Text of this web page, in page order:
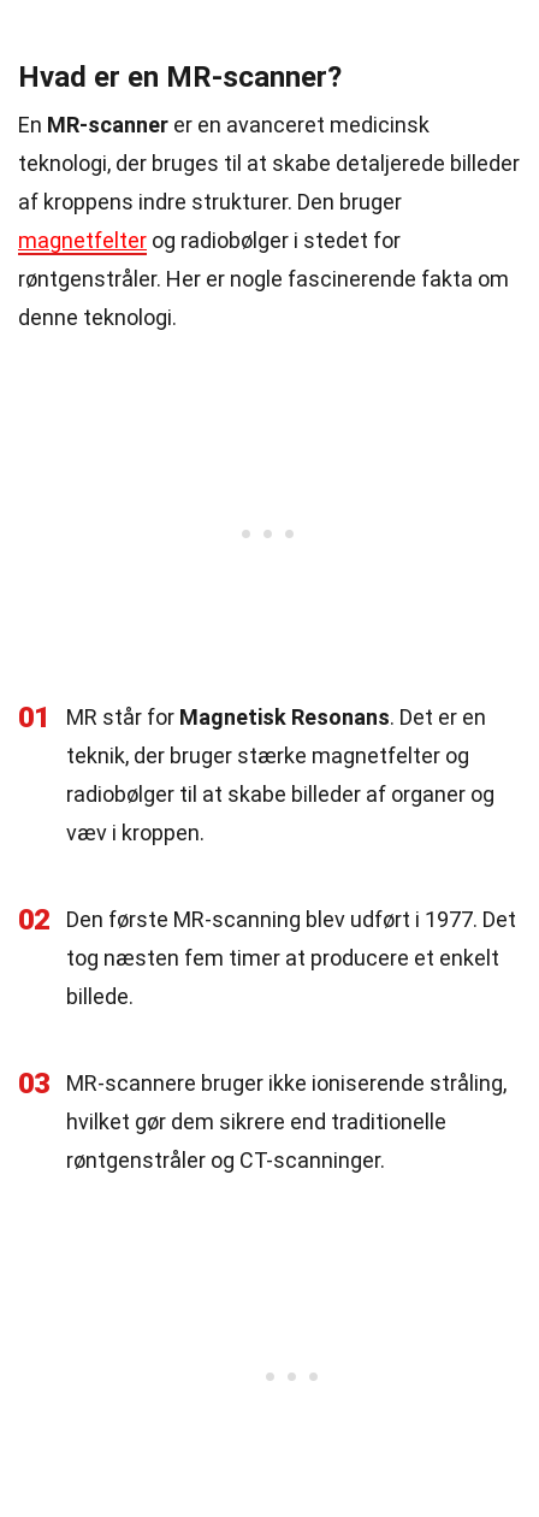
Hvad er en MR-scanner?
En MR-scanner er en avanceret medicinsk
teknologi, der bruges til at skabe detaljerede billeder
af kroppens indre strukturer. Den bruger
magnetfelter og radiobølger i stedet for
røntgenstråler. Her er nogle fascinerende fakta om
denne teknologi.
01 MR står for Magnetisk Resonans. Det er en
teknik, der bruger stærke magnetfelter og
radiobølger til at skabe billeder af organer og
væv i kroppen.
02
Den første MR-scanning blev udført i 1977. Det
tog næsten fem timer at producere et enkelt
billede.
03
MR-scannere bruger ikke ioniserende stråling,
hvilket gør dem sikrere end traditionelle
røntgenstråler og CT-scanninger.